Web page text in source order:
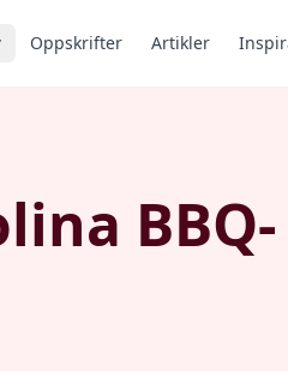
Oppskrifter Artikler
BBQ-